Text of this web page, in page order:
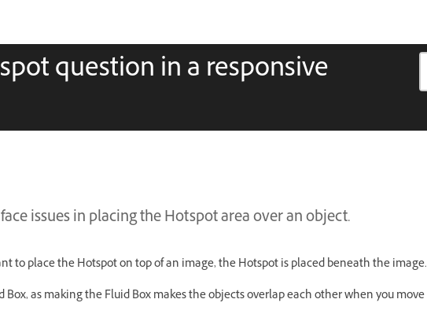
question in a responsive
issues in placing the Hotspot area over an object.
to place the Hotspot on top of an image, the Hotspot is placed beneath the image.
as making the Fluid Box makes the objects overlap each other when you move